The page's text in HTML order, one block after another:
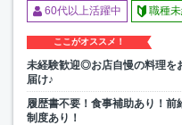
60代以上活躍中 職種
ここがオススメ！
未経験歓迎◎お店自慢の料理を
届け♪
履歴書不要！食事補助あり！前
制度あり！